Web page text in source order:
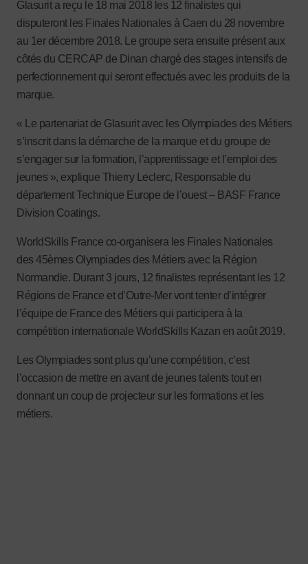
Glasurit a reçu le 18 mai 2018 les 12 finalistes qui
disputeront les Finales Nationales à Caen du 28 novembre
au 1er décembre 2018. Le groupe sera ensuite présent aux
côtés du CERCAP de Dinan chargé des stages intensifs de
perfectionnement qui seront effectués avec les produits de la
marque.
« Le partenariat de Glasurit avec les Olympiades des Métiers
s’inscrit dans la démarche de la marque et du groupe de
s’engager sur la formation, l’apprentissage et l’emploi des
jeunes », explique Thierry Leclerc, Responsable du
département Technique Europe de l’ouest – BASF France
Division Coatings.
WorldSkills France co-organisera les Finales Nationales
des 45èmes Olympiades des Métiers avec la Région
Normandie. Durant 3 jours, 12 finalistes représentant les 12
Régions de France et d’Outre-Mer vont tenter d’intégrer
l’équipe de France des Métiers qui participera à la
compétition internationale WorldSkills Kazan en août 2019.
Les Olympiades sont plus qu’une compétition, c’est
l’occasion de mettre en avant de jeunes talents tout en
donnant un coup de projecteur sur les formations et les
métiers.